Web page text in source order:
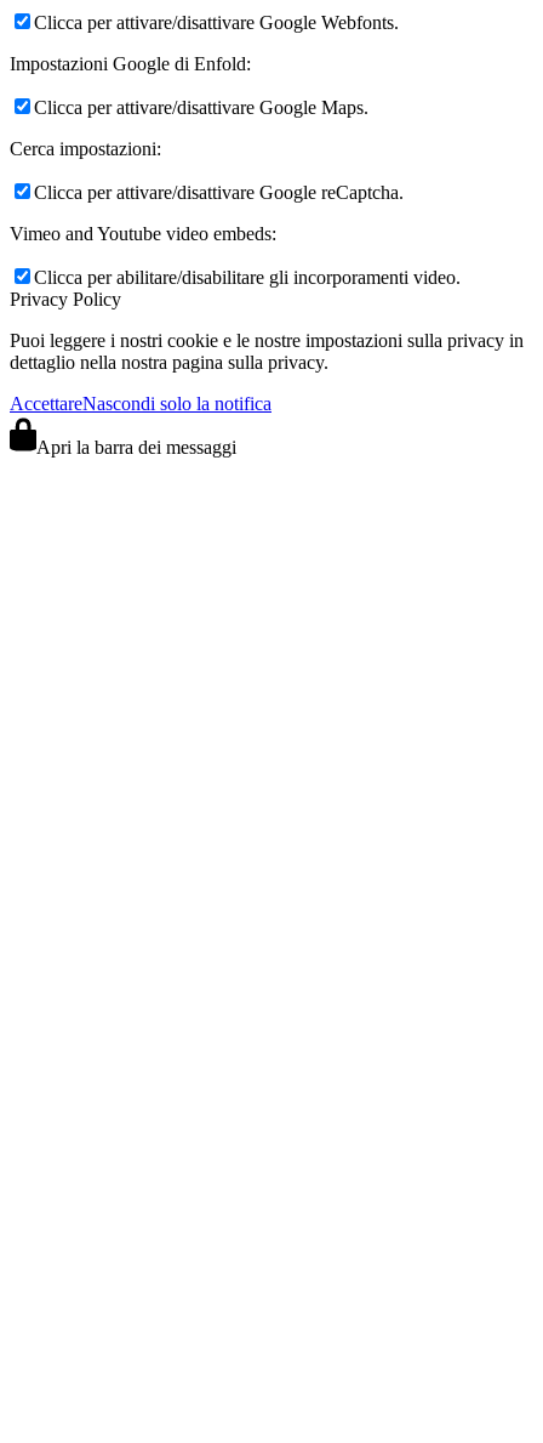
Clicca per attivare/disattivare Google Webfonts.
Impostazioni Google di Enfold:
Clicca per attivare/disattivare Google Maps.
Cerca impostazioni:
Clicca per attivare/disattivare Google reCaptcha.
Vimeo and Youtube video embeds:
Clicca per abilitare/disabilitare gli incorporamenti video.
Privacy Policy
Puoi leggere i nostri cookie e le nostre impostazioni sulla privacy in
dettaglio nella nostra pagina sulla privacy.
AccettareNascondi solo la notifica
Apri la barra dei messaggi